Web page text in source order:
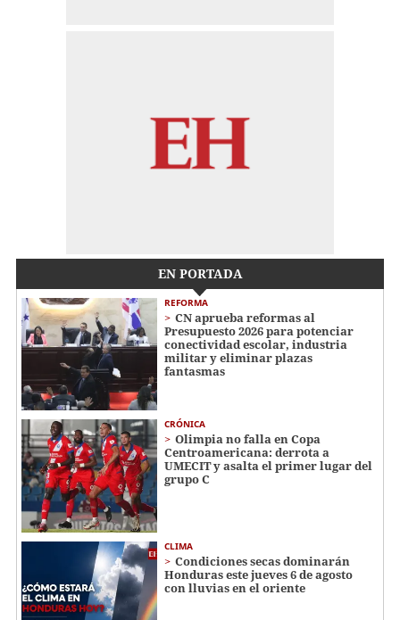
EN PORTADA
REFORMA
CN aprueba reformas al
Presupuesto 2026 para potenciar
conectividad escolar, industria
militar y eliminar plazas
fantasmas
CRÓNICA
Olimpia no falla en Copa
Centroamericana: derrota a
UMECIT y asalta el primer lugar del
grupo C
CLIMA
Condiciones secas dominarán
Honduras este jueves 6 de agosto
con lluvias en el oriente